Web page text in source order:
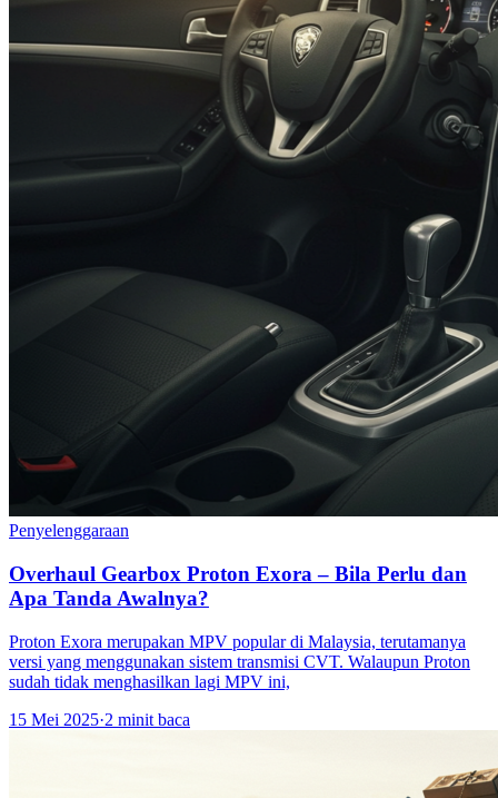
Penyelenggaraan
Overhaul Gearbox Proton Exora – Bila Perlu dan
Apa Tanda Awalnya?
Proton Exora merupakan MPV popular di Malaysia, terutamanya
versi yang menggunakan sistem transmisi CVT. Walaupun Proton
sudah tidak menghasilkan lagi MPV ini,
15 Mei 2025·2 minit baca